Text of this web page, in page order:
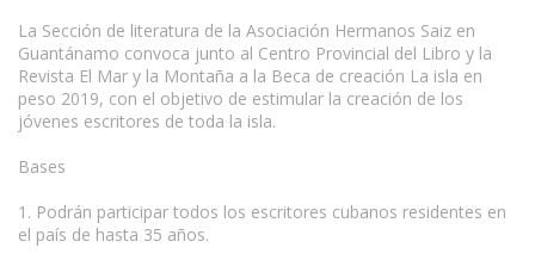
La Sección de literatura de la Asociación Hermanos Saiz en
Guantánamo convoca junto al Centro Provincial del Libro y la
Revista El Mar y la Montaña a la Beca de creación La isla en
peso 2019, con el objetivo de estimular la creación de los
jóvenes escritores de toda la isla.
Bases
1. Podrán participar todos los escritores cubanos residentes en
el país de hasta 35 años.